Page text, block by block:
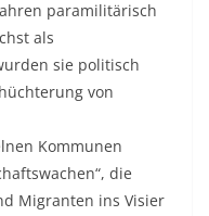
paramilitärisch
als
sie politisch
von
Kommunen
die
Migranten ins Visier